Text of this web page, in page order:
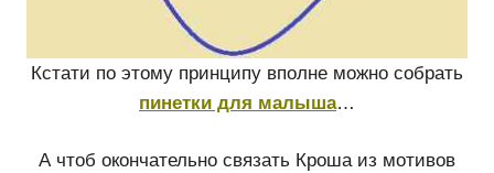
Кстати по этому принципу вполне можно собрать
пинетки для малыша…
А чтоб окончательно связать Кроша из мотивов